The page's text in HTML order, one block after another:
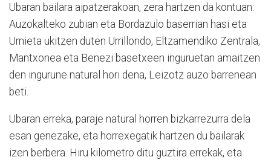
Ubaran bailara aipatzerakoan, zera hartzen da kontuan:
Auzokalteko zubian eta Bordazulo baserrian hasi eta
Urnieta ukitzen duten Urrillondo, Eltzamendiko Zentrala,
Mantxonea eta Benezi basetxeen inguruetan amaitzen
den ingurune natural hori dena, Leizotz auzo barrenean
beti.
Ubaran erreka, paraje natural horren bizkarrezurra dela
esan genezake, eta horrexegatik hartzen du bailarak
izen berbera. Hiru kilometro ditu guztira errekak, eta